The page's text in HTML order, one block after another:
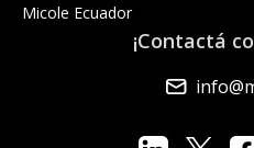
Micole Ecuador
¡Contactá